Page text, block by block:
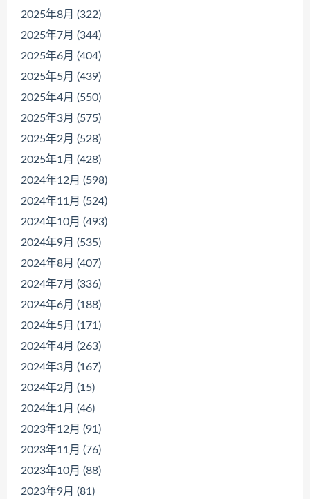
2025年8月 (322)
2025年7月 (344)
2025年6月 (404)
2025年5月 (439)
2025年4月 (550)
2025年3月 (575)
2025年2月 (528)
2025年1月 (428)
2024年12月 (598)
2024年11月 (524)
2024年10月 (493)
2024年9月 (535)
2024年8月 (407)
2024年7月 (336)
2024年6月 (188)
2024年5月 (171)
2024年4月 (263)
2024年3月 (167)
2024年2月 (15)
2024年1月 (46)
2023年12月 (91)
2023年11月 (76)
2023年10月 (88)
2023年9月 (81)